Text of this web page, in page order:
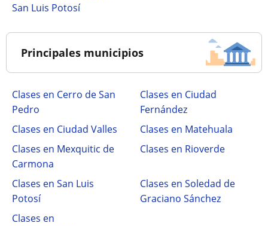
San Luis Potosí
Principales municipios
Clases en Cerro de San
Pedro
Clases en Ciudad
Fernández
Clases en Ciudad Valles
Clases en Matehuala
Clases en Mexquitic de
Carmona
Clases en Rioverde
Clases en San Luis
Potosí
Clases en Soledad de
Graciano Sánchez
Clases en